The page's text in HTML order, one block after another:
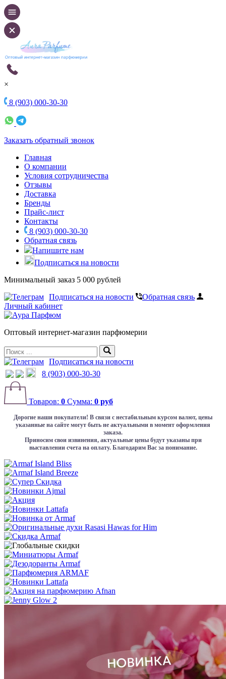
×
8 (903) 000-30-30
Заказать обратный звонок
Главная
О компании
Условия сотрудничества
Отзывы
Доставка
Бренды
Прайс-лист
Контакты
8 (903) 000-30-30
Обратная связь
Напишите нам
Подписаться на новости
Минимальный заказ 5 000 рублей
Подписаться на новости
Обратная связь
Личный кабинет
Оптовый интернет-магазин парфюмерии
Подписаться на новости
8 (903) 000-30-30
Товаров: 0 Сумма: 0 руб
Дорогие наши покупатели! В связи с нестабильным курсом валют, цены
указанные на сайте могут быть не актуальными в момент оформления
заказа.
Приносим свои извинения, актуальные цены будут указаны при
выставлении счета на оплату. Благодарим Вас за понимание.